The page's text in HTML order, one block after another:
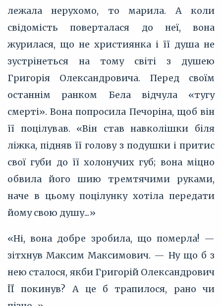
лежала нерухомо, то марила. А коли
свідомість поверталася до неї, вона
журилася, що не християнка і її душа не
зустрінеться на тому світі з душею
Григорія Олександровича. Перед своїм
останнім ранком Бела відчула «тугу
смерті». Вона попросила Печоріна, щоб він
її поцілував. «Він став навколішки біля
ліжка, підняв її голову з подушки і притис
свої губи до її холонучих губ; вона міцно
обвила його шию тремтячими руками,
наче в цьому поцілунку хотіла передати
йому свою душу...»
«Ні, вона добре зробила, що померла! —
зітхнув Максим Максимович. — Ну що б з
нею сталося, якби Григорій Олександрович
ЇЇ покинув? А це б трапилося, рано чи